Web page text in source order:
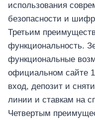
использования
безопасности и
Третьим
функциональность.
функциональные
официальном сайте
вход, депозит и
линии и ставкам на
Четвертым